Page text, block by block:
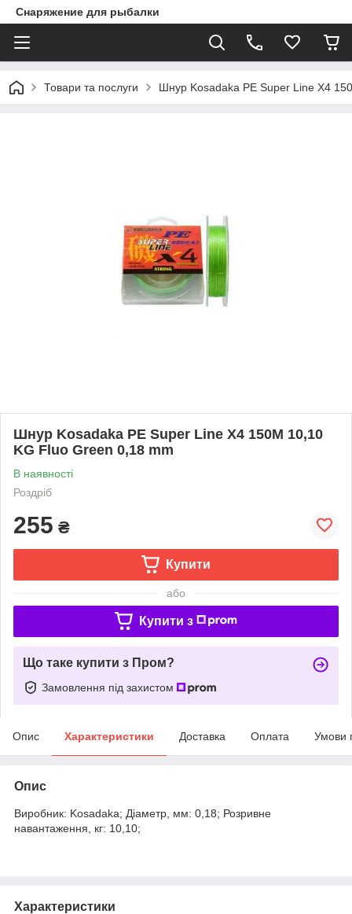
Снаряжение для рыбалки
Товари та послуги Шнур Kosadaka PE Super Line X4
Шнур Kosadaka PE Super Line X4 150M 10,10
KG Fluo Green 0,18 mm
В наявності
Роздріб
255 ₴
Купити
або
Купити з
Що таке купити з Пром?
Замовлення під захистом
Опис Характеристики Доставка Оплата Умови
Опис
Виробник: Kosadaka; Діаметр, мм: 0,18; Розривне
навантаження, кг: 10,10;
Характеристики